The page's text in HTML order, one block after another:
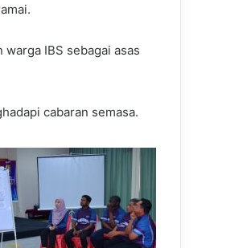
IBS sebagai asas
cabaran semasa.